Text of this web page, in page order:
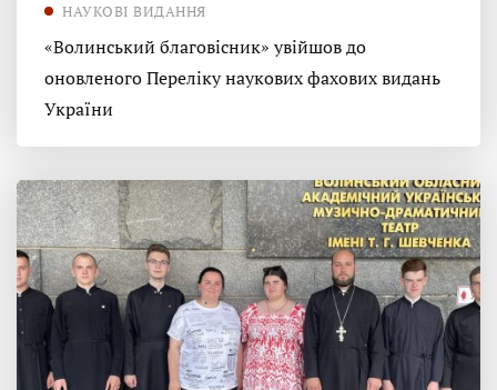
НАУКОВІ ВИДАННЯ
«Волинський благовісник» увійшов до
оновленого Переліку наукових фахових видань
України